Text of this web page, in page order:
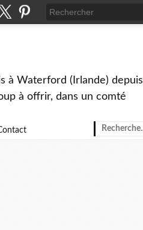
à Waterford (Irlande) depuis
à offrir, dans un comté